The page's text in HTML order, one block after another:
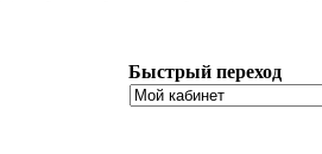
Быстрый переход